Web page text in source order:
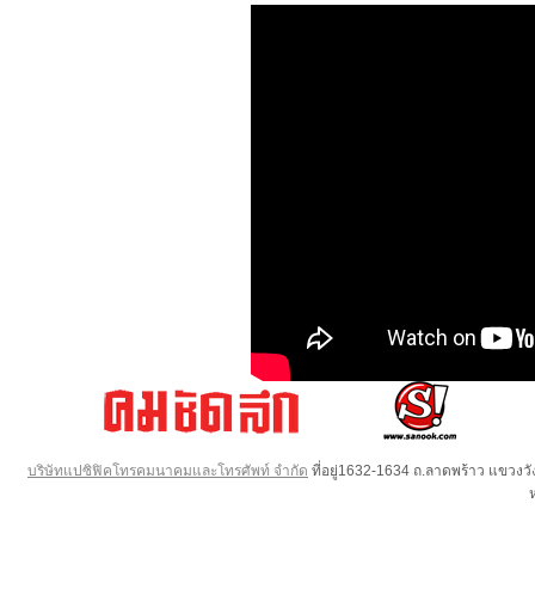
บริษัทแปซิฟิคโทรคมนาคมและโทรศัพท์ จำกัด ที่อยู่1632-1634 ถ.ลาดพร้าว แขวง